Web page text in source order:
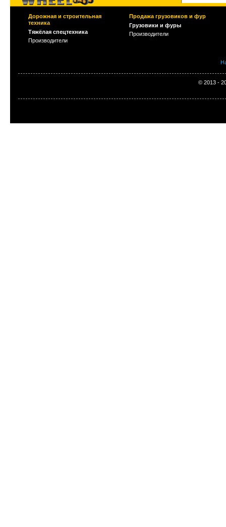
Дорожная и строительная
техника
Тяжёлая спецтехника
Производители
Продажа грузовиков и фур
Грузовики и фуры
Производители
© 2013 -